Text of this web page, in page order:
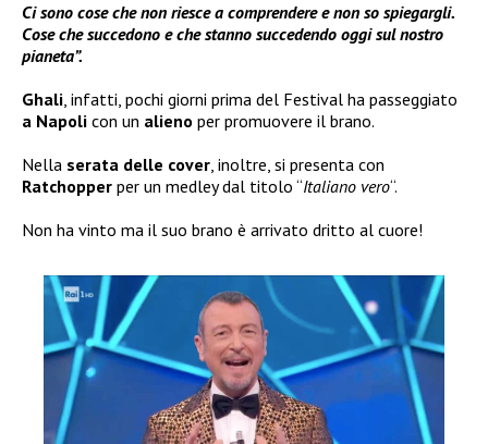
Ci sono cose che non riesce a comprendere e non so spiegargli.
Cose che succedono e che stanno succedendo oggi sul nostro
pianeta”.
Ghali, infatti, pochi giorni prima del Festival ha passeggiato
a Napoli con un alieno per promuovere il brano.
Nella serata delle cover, inoltre, si presenta con
Ratchopper per un medley dal titolo “Italiano vero“.
Non ha vinto ma il suo brano è arrivato dritto al cuore!